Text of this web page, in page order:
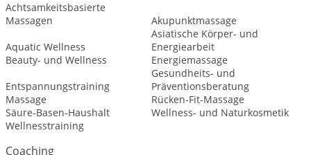
Achtsamkeitsbasierte
Massagen
Akupunktmassage
Aquatic Wellness
Asiatische Körper- und
Energiearbeit
Beauty- und Wellness
Energiemassage
Entspannungstraining
Gesundheits- und
Präventionsberatung
Massage
Rücken-Fit-Massage
Säure-Basen-Haushalt
Wellness- und Naturkosmetik
Wellnesstraining
Coaching